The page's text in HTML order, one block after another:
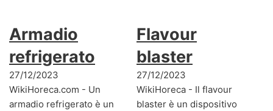
Armadio
refrigerato
27/12/2023
WikiHoreca.com - Un
armadio refrigerato è un
Flavour
blaster
27/12/2023
WikiHoreca - Il flavour
blaster è un dispositivo